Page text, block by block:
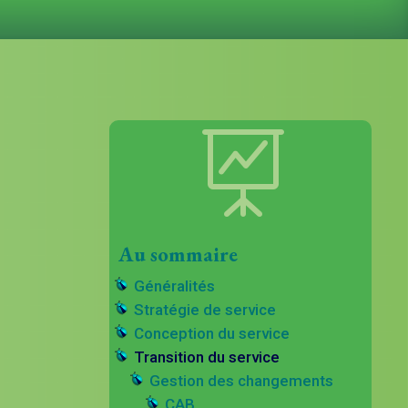

Au sommaire
Généralités
Stratégie de service
Conception du service
Transition du service
Gestion des changements